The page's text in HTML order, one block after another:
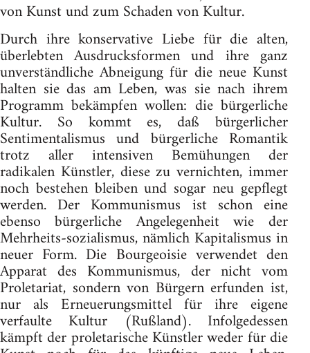
von Kunst und zum Schaden von Kultur.
Durch ihre konservative Liebe für die alten,
überlebten Ausdrucksformen und ihre ganz
unverständliche Abneigung für die neue Kunst
halten sie das am Leben, was sie nach ihrem
Programm bekämpfen wollen: die bürgerliche
Kultur. So kommt es, daß bürgerlicher
Sentimentalismus und bürgerliche Romantik
trotz aller intensiven Bemühungen der
radikalen Künstler, diese zu vernichten, immer
noch bestehen bleiben und sogar neu gepflegt
werden. Der Kommunismus ist schon eine
ebenso bürgerliche Angelegenheit wie der
Mehrheits-sozialismus, nämlich Kapitalismus in
neuer Form. Die Bourgeoisie verwendet den
Apparat des Kommunismus, der nicht vom
Proletariat, sondern von Bürgern erfunden ist,
nur als Erneuerungsmittel für ihre eigene
verfaulte Kultur (Rußland). Infolgedessen
kämpft der proletarische Künstler weder für die